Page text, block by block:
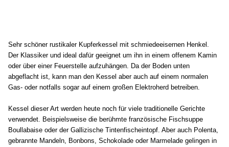
Sehr schöner rustikaler Kupferkessel mit schmiedeeisernen Henkel.
Der Klassiker und ideal dafür geeignet um ihn in einem offenem Kamin
oder über einer Feuerstelle aufzuhängen. Da der Boden unten
abgeflacht ist, kann man den Kessel aber auch auf einem normalen
Gas- oder notfalls sogar auf einem großen Elektroherd betreiben.
Kessel dieser Art werden heute noch für viele traditionelle Gerichte
verwendet. Beispielsweise die berühmte französische Fischsuppe
Boullabaise oder der Gallizische Tintenfischeintopf. Aber auch Polenta,
gebrannte Mandeln, Bonbons, Schokolade oder Marmelade gelingen in